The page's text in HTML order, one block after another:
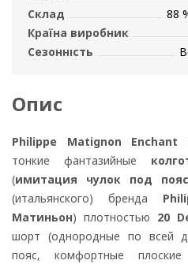
Склад
88
Країна виробник
Сезонність
Опис
Philippe Matignon Enchant
тонкие фантазийные
(имитация чулок под пояс
(итальянского) бренда
Матиньон) плотностью 20
шорт (однородные по всей
пояс, комфортные